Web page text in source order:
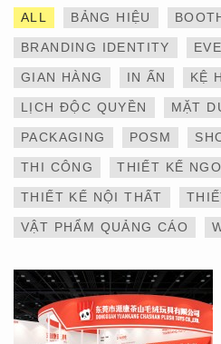
ALL BẢNG HIỆU
BRANDING IDENTITY
GIAN HÀNG IN ẤN KỆ
LỊCH ĐỘC QUYỀN MẶT
PACKAGING POSM
THI CÔNG THIẾT KẾ
THIẾT KẾ NỘI THẤT
VẬT PHẨM QUẢNG CÁO
THIẾT KẾ VÀ THI CÔNG
GIAN HÀNG 6×9 TẠI
TRIỂN LÃM IBTE 2024 –
TỐI ƯU KHÔNG GIAN,
GIA TĂNG GIÁ TRỊ
THƯƠNG HIỆU